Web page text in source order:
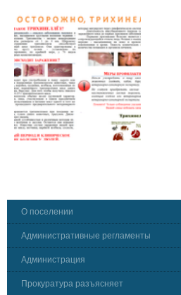
О поселении
Административные регламенты
Администрация
Прокуратура разъясняет